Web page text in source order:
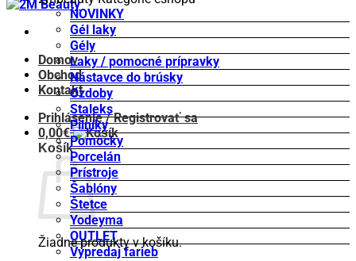
Domov
Obchod
Kontakt
Prihlásenie / Registrovať sa
0,00€
Košík
Žiadne produkty v košíku.
NOVINKY
Gél laky
Gély
Laky / pomocné prípravky
Nástavce do brúsky
Ozdoby
Staleks
Pilníky
Pomôcky
Porcelán
Prístroje
Šablóny
Štetce
Yodeyma
OUTLET
Výpredaj farieb